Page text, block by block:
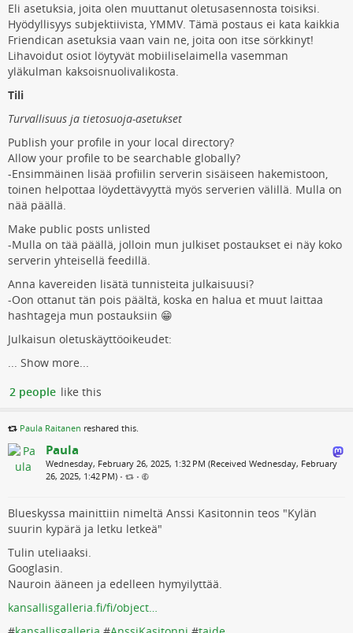
Eli asetuksia, joita olen muuttanut oletusasennosta toisiksi.
Hyödyllisyys subjektiivista, YMMV. Tämä postaus ei kata kaikkia
Friendican asetuksia vaan vain ne, joita oon itse sörkkinyt!
Lihavoidut osiot löytyvät mobiiliselaimella vasemman
yläkulman kaksoisnuolivalikosta.
Tili
Turvallisuus ja tietosuoja-asetukset
Publish your profile in your local directory?
Allow your profile to be searchable globally?
-Ensimmäinen lisää profiilin serverin sisäiseen hakemistoon,
toinen helpottaa löydettävyyttä myös serverien välillä. Mulla on
nää päällä.
Make public posts unlisted
-Mulla on tää päällä, jolloin mun julkiset postaukset ei näy koko
serverin yhteisellä feedillä.
Anna kavereiden lisätä tunnisteita julkaisuusi?
-Oon ottanut tän pois päältä, koska en halua et muut laittaa
hashtageja mun postauksiin 😁
Julkaisun oletuskäyttöoikeudet:
... Show more...
2 people like this
Paula Raitanen reshared this.
Paula
Wednesday, February 26, 2025, 1:32 PM (Received Wednesday, February
26, 2025, 1:42 PM) • •
Blueskyssa mainittiin nimeltä Anssi Kasitonnin teos "Kylän
suurin kypärä ja letku letkeä"
Tulin uteliaaksi.
Googlasin.
Nauroin ääneen ja edelleen hymyilyttää.
kansallisgalleria.fi/fi/object…